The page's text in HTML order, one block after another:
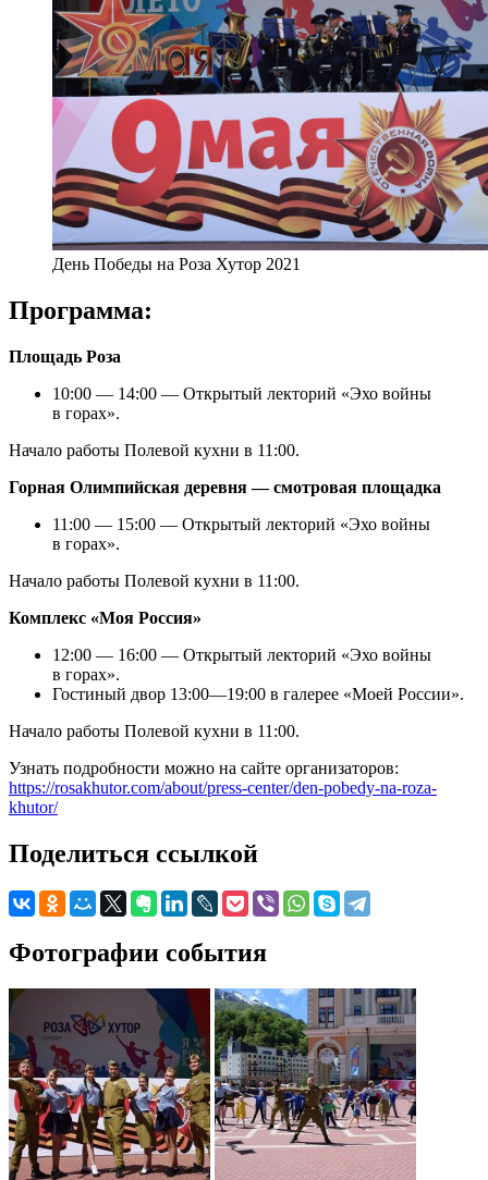
День Победы на Роза Хутор 2021
Программа:
Площадь Роза
10:00 — 14:00 — Открытый лекторий «Эхо войны
в горах».
Начало работы Полевой кухни в 11:00.
Горная Олимпийская деревня — смотровая площадка
11:00 — 15:00 — Открытый лекторий «Эхо войны
в горах».
Начало работы Полевой кухни в 11:00.
Комплекс «Моя Россия»
12:00 — 16:00 — Открытый лекторий «Эхо войны
в горах».
Гостиный двор 13:00—19:00 в галерее «Моей России».
Начало работы Полевой кухни в 11:00.
Узнать подробности можно на сайте организаторов:
https://rosakhutor.com/about/press-center/den-pobedy-na-roza-
khutor/
Поделиться ссылкой
Фотографии события